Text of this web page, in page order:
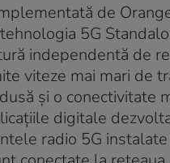
de
5G
independentă de
viteze mai mari de
și o conectivitate
digitale
radio 5G